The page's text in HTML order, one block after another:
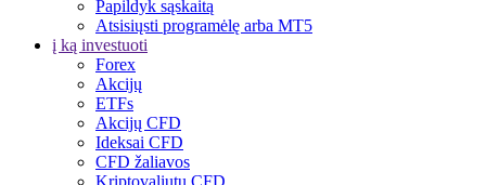
Papildyk sąskaitą
Atsisiųsti programėlę arba MT5
į ką investuoti
Forex
Akcijų
ETFs
Akcijų CFD
Ideksai CFD
CFD žaliavos
Kriptovaliutų CFD